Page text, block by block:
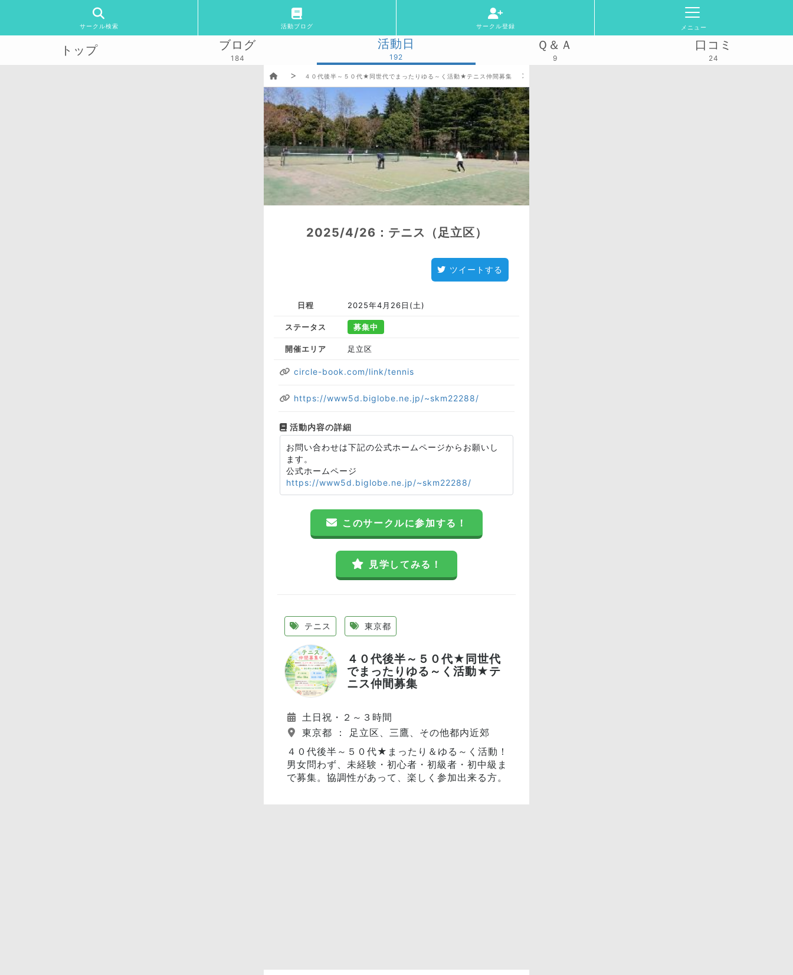
サークル検索 活動ブログ サークル登録 メニュー
トップ ブログ
184
活動日
192
Ｑ＆Ａ
9
口コミ
24
４０代後半～５０代★同世代でまったりゆる～く活動★テニス仲間募集
2025/4/26：テニス（足立区）
ツイートする
日程 2025年4月26日(土)
ステータス 募集中
開催エリア 足立区
circle-book.com/link/tennis
https://www5d.biglobe.ne.jp/~skm22288/
活動内容の詳細
お問い合わせは下記の公式ホームページからお願いし
ます。
公式ホームページ
https://www5d.biglobe.ne.jp/~skm22288/
このサークルに参加する！
見学してみる！
テニス 東京都
４０代後半～５０代★同世代
でまったりゆる～く活動★テ
ニス仲間募集
土日祝・２～３時間
東京都 ： 足立区、三鷹、その他都内近郊
４０代後半～５０代★まったり＆ゆる～く活動！
男女問わず、未経験・初心者・初級者・初中級ま
で募集。協調性があって、楽しく参加出来る方。